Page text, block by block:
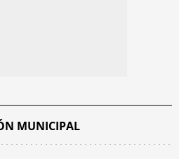
MUNICIPAL